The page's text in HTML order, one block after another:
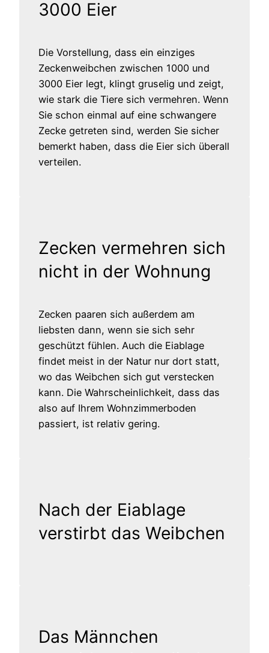
3000 Eier
Die Vorstellung, dass ein einziges
Zeckenweibchen zwischen 1000 und
3000 Eier legt, klingt gruselig und zeigt,
wie stark die Tiere sich vermehren. Wenn
Sie schon einmal auf eine schwangere
Zecke getreten sind, werden Sie sicher
bemerkt haben, dass die Eier sich überall
verteilen.
Zecken vermehren sich
nicht in der Wohnung
Zecken paaren sich außerdem am
liebsten dann, wenn sie sich sehr
geschützt fühlen. Auch die Eiablage
findet meist in der Natur nur dort statt,
wo das Weibchen sich gut verstecken
kann. Die Wahrscheinlichkeit, dass das
also auf Ihrem Wohnzimmerboden
passiert, ist relativ gering.
Nach der Eiablage
verstirbt das Weibchen
Das Männchen